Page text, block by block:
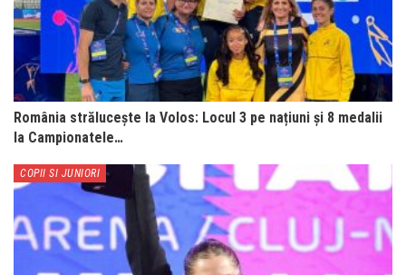
România strălucește la Volos: Locul 3 pe națiuni și 8 medalii
la Campionatele…
COPII SI JUNIORI